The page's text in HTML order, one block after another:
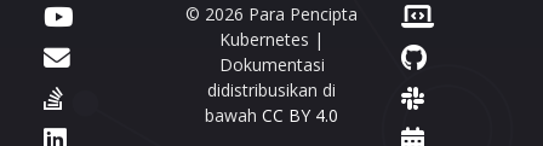
© 2026 Para Pencipta
Kubernetes |
Dokumentasi
didistribusikan di
bawah CC BY 4.0